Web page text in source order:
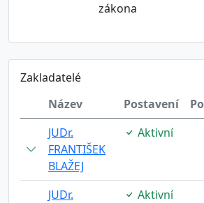
zákona
Zakladatelé
Název
Postavení
JUDr.
FRANTIŠEK
BLAŽEJ
Aktivní
JUDr.
Aktivní